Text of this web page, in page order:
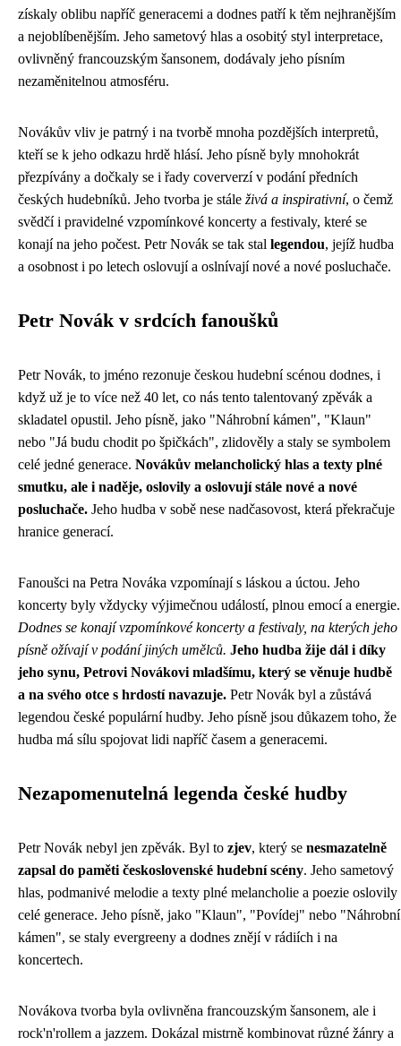
získaly oblibu napříč generacemi a dodnes patří k těm nejhranějším
a nejoblíbenějším. Jeho sametový hlas a osobitý styl interpretace,
ovlivněný francouzským šansonem, dodávaly jeho písním
nezaměnitelnou atmosféru.
Novákův vliv je patrný i na tvorbě mnoha pozdějších interpretů,
kteří se k jeho odkazu hrdě hlásí. Jeho písně byly mnohokrát
přezpívány a dočkaly se i řady coververzí v podání předních
českých hudebníků. Jeho tvorba je stále živá a inspirativní, o čemž
svědčí i pravidelné vzpomínkové koncerty a festivaly, které se
konají na jeho počest. Petr Novák se tak stal legendou, jejíž hudba
a osobnost i po letech oslovují a oslnívají nové a nové posluchače.
Petr Novák v srdcích fanoušků
Petr Novák, to jméno rezonuje českou hudební scénou dodnes, i
když už je to více než 40 let, co nás tento talentovaný zpěvák a
skladatel opustil. Jeho písně, jako "Náhrobní kámen", "Klaun"
nebo "Já budu chodit po špičkách", zlidověly a staly se symbolem
celé jedné generace. Novákův melancholický hlas a texty plné
smutku, ale i naděje, oslovily a oslovují stále nové a nové
posluchače. Jeho hudba v sobě nese nadčasovost, která překračuje
hranice generací.
Fanoušci na Petra Nováka vzpomínají s láskou a úctou. Jeho
koncerty byly vždycky výjimečnou událostí, plnou emocí a energie.
Dodnes se konají vzpomínkové koncerty a festivaly, na kterých jeho
písně ožívají v podání jiných umělců. Jeho hudba žije dál i díky
jeho synu, Petrovi Novákovi mladšímu, který se věnuje hudbě
a na svého otce s hrdostí navazuje. Petr Novák byl a zůstává
legendou české populární hudby. Jeho písně jsou důkazem toho, že
hudba má sílu spojovat lidi napříč časem a generacemi.
Nezapomenutelná legenda české hudby
Petr Novák nebyl jen zpěvák. Byl to zjev, který se nesmazatelně
zapsal do paměti československé hudební scény. Jeho sametový
hlas, podmanivé melodie a texty plné melancholie a poezie oslovily
celé generace. Jeho písně, jako "Klaun", "Povídej" nebo "Náhrobní
kámen", se staly evergreeny a dodnes znějí v rádiích i na
koncertech.
Novákova tvorba byla ovlivněna francouzským šansonem, ale i
rock'n'rollem a jazzem. Dokázal mistrně kombinovat různé žánry a